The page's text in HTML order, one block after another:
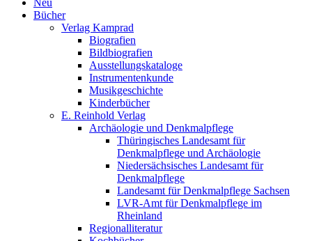
Neu
Bücher
Verlag Kamprad
Biografien
Bildbiografien
Ausstellungskataloge
Instrumentenkunde
Musikgeschichte
Kinderbücher
E. Reinhold Verlag
Archäologie und Denkmalpflege
Thüringisches Landesamt für
Denkmalpflege und Archäologie
Niedersächsisches Landesamt für
Denkmalpflege
Landesamt für Denkmalpflege Sachsen
LVR-Amt für Denkmalpflege im
Rheinland
Regionalliteratur